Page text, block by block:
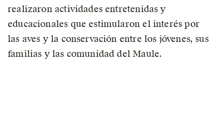
realizaron actividades entretenidas y
educacionales que estimularon el interés por
las aves y la conservación entre los jóvenes, sus
familias y las comunidad del Maule.